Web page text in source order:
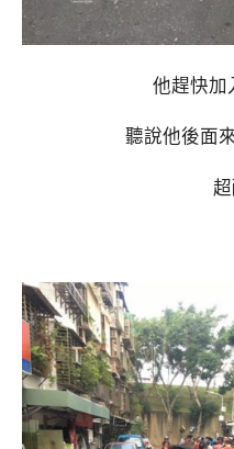
他趕快加
聽說他後面